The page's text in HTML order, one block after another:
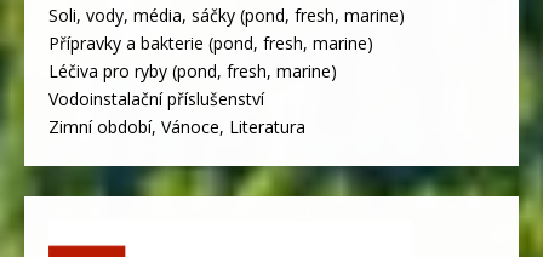
Soli, vody, média, sáčky (pond, fresh, marine)
Přípravky a bakterie (pond, fresh, marine)
Léčiva pro ryby (pond, fresh, marine)
Vodoinstalační příslušenství
Zimní období, Vánoce, Literatura